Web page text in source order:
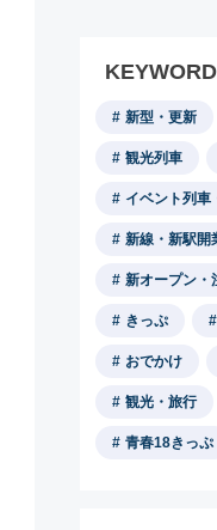
新型・更新
観光列車
イベント列車
新線・新駅開
新オープン・
きっぷ
おでかけ
観光・旅行
青春18きっぷ